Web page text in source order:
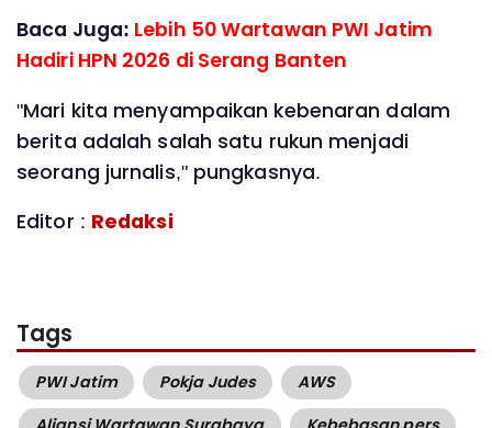
Baca Juga: Lebih 50 Wartawan PWI Jatim
Hadiri HPN 2026 di Serang Banten
"Mari kita menyampaikan kebenaran dalam
berita adalah salah satu rukun menjadi
seorang jurnalis," pungkasnya.
Editor : Redaksi
Tags
PWI Jatim Pokja Judes
AWS